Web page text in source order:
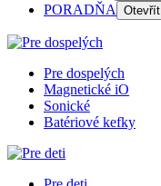
PORADŇA Otevřít
Pre dospelých
Magnetické iO
Sonické
Batériové kefky